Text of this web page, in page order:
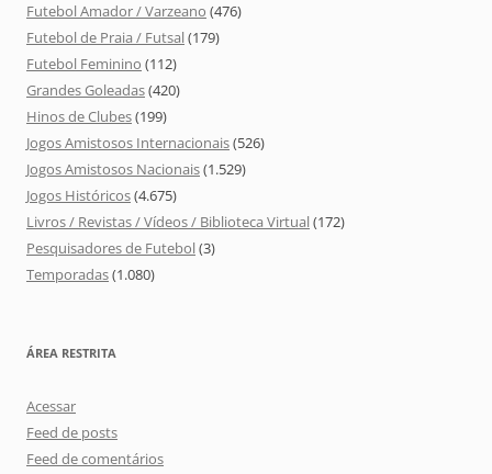
Futebol Amador / Varzeano (476)
Futebol de Praia / Futsal(179)
Futebol Feminino (112)
Grandes Goleadas(420)
Hinos de Clubes(199)
Jogos Amistosos Internacionais(526)
Jogos Amistosos Nacionais(1.529)
Jogos Históricos(4.675)
Livros / Revistas / Vídeos / Biblioteca Virtual(172)
Pesquisadores de Futebol(3)
Temporadas(1.080)
ÁREA RESTRITA
Acessar
Feed de posts
Feed de comentários